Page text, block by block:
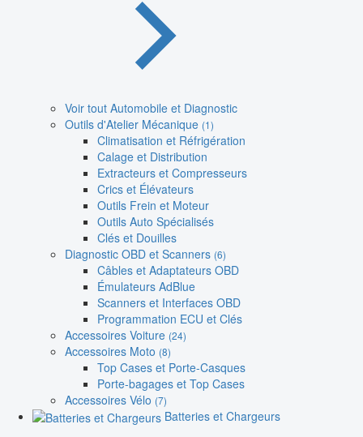
Voir tout Automobile et Diagnostic
Outils d'Atelier Mécanique (1)
Climatisation et Réfrigération
Calage et Distribution
Extracteurs et Compresseurs
Crics et Élévateurs
Outils Frein et Moteur
Outils Auto Spécialisés
Clés et Douilles
Diagnostic OBD et Scanners (6)
Câbles et Adaptateurs OBD
Émulateurs AdBlue
Scanners et Interfaces OBD
Programmation ECU et Clés
Accessoires Voiture (24)
Accessoires Moto (8)
Top Cases et Porte-Casques
Porte-bagages et Top Cases
Accessoires Vélo (7)
Batteries et Chargeurs